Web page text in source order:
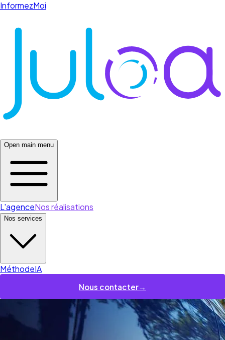
InformezMoi
Open main menu
L'agenceNos réalisations
Nos services
MéthodeIA
Nous contacter→